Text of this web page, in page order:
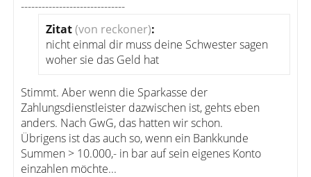
------------------------------
Zitat(von reckoner):
nicht einmal dir muss deine Schwester sagen
woher sie das Geld hat
Stimmt. Aber wenn die Sparkasse der
Zahlungsdienstleister dazwischen ist, gehts eben
anders. Nach GwG, das hatten wir schon.
Übrigens ist das auch so, wenn ein Bankkunde
Summen > 10.000,- in bar auf sein eigenes Konto
einzahlen möchte...